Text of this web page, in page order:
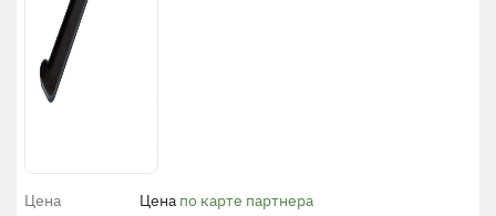
Цена Цена по карте партнера